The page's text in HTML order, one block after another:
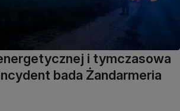
i tymczasowa
bada Żandarmeria